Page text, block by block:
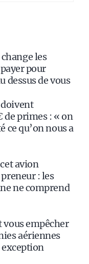
les
pour
dessus de vous
de primes : « on
ce qu’on nous a
avion
: les
ne comprend
empêcher
aériennes